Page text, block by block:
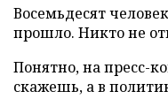
Восемьдесят
прошло. Никто не
Понятно, на пресс-
скажешь, а в